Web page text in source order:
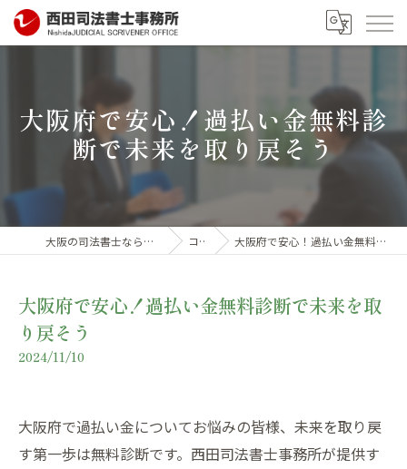
大阪府で安心！過払い金無料診
断で未来を取り戻そう
大阪の司法書士なら西田司法書士事務所 コラム 大阪府で安心！過払い金無料診断で未来を取り戻そう
大阪府で安心！過払い金無料診断で未来を取
り戻そう
2024/11/10
大阪府で過払い金についてお悩みの皆様、未来を取り戻
す第一歩は無料診断です。西田司法書士事務所が提供す